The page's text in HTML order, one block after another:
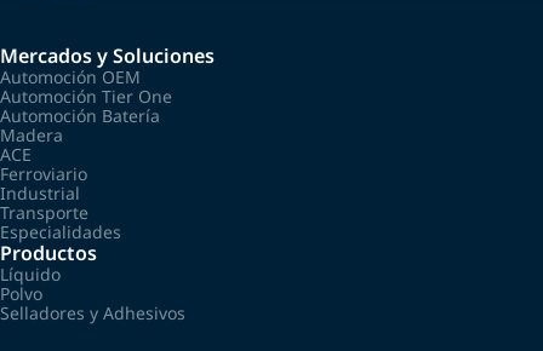
Mercados y Soluciones
Automoción OEM
Automoción Tier One
Automoción Batería
Madera
ACE
Ferroviario
Industrial
Transporte
Especialidades
Productos
Líquido
Polvo
Selladores y Adhesivos